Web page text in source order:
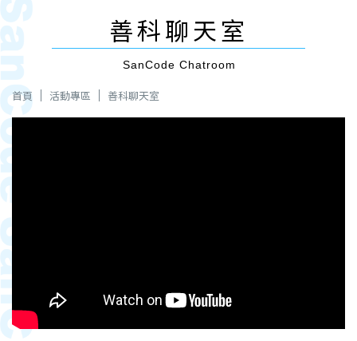
善科聊天室
SanCode Chatroom
首頁 活動專區 善科聊天室